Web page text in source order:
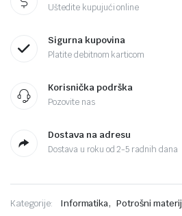
Uštedite kupujući online
Sigurna kupovina
Platite debitnom karticom
Korisnička podrška
Pozovite nas
Dostava na adresu
Dostava u roku od 2-5 radnih dana
Kategorije: Informatika, Potrošni